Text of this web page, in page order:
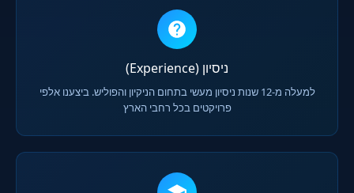
ניסיון (Experience)
למעלה מ-12 שנות ניסיון מעשי בתחום הניקיון והפוליש. ביצענו אלפי
פרויקטים בכל רחבי הארץ